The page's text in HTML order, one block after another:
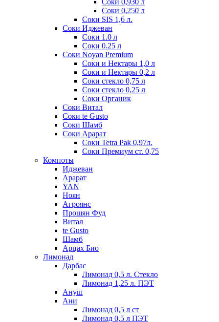
Соки 0,930 л
Соки 0,250 л
Соки SIS 1,6 л.
Соки Иджеван
Соки 1.0 л
Соки 0.25 л
Соки Noyan Premium
Соки и Нектары 1,0 л
Соки и Нектары 0,2 л
Соки стекло 0,75 л
Соки стекло 0,25 л
Соки Органик
Соки Витал
Соки te Gusto
Соки Шамб
Соки Арарат
Соки Tetra Pak 0,97л.
Соки Премиум ст. 0,75
Компоты
Иджеван
Арарат
YAN
Ноян
Агроянс
Прошян Фуд
Витал
te Gusto
Шамб
Арцах Био
Лимонад
Дарбас
Лимонад 0,5 л. Стекло
Лимонад 1,25 л. ПЭТ
Ануш
Ани
Лимонад 0,5 л ст
Лимонад 0,5 л ПЭТ